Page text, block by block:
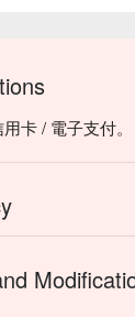
卡 / 電子支付。